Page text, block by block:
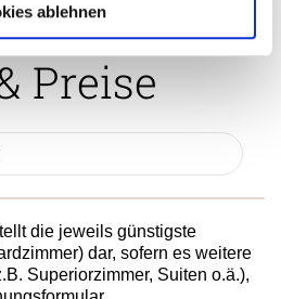
ablehnen
Preise
die jeweils günstigste
dar, sofern es weitere
Superiorzimmer, Suiten o.ä.),